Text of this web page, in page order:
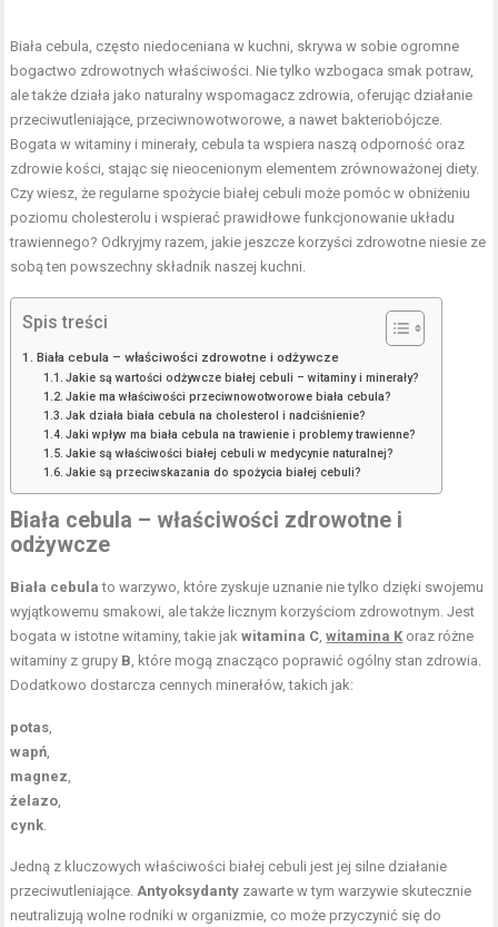
Biała cebula, często niedoceniana w kuchni, skrywa w sobie ogromne
bogactwo zdrowotnych właściwości. Nie tylko wzbogaca smak potraw,
ale także działa jako naturalny wspomagacz zdrowia, oferując działanie
przeciwutleniające, przeciwnowotworowe, a nawet bakteriobójcze.
Bogata w witaminy i minerały, cebula ta wspiera naszą odporność oraz
zdrowie kości, stając się nieocenionym elementem zrównoważonej diety.
Czy wiesz, że regularne spożycie białej cebuli może pomóc w obniżeniu
poziomu cholesterolu i wspierać prawidłowe funkcjonowanie układu
trawiennego? Odkryjmy razem, jakie jeszcze korzyści zdrowotne niesie ze
sobą ten powszechny składnik naszej kuchni.
Spis treści
Biała cebula – właściwości zdrowotne i odżywcze
Jakie są wartości odżywcze białej cebuli – witaminy i minerały?
Jakie ma właściwości przeciwnowotworowe biała cebula?
Jak działa biała cebula na cholesterol i nadciśnienie?
Jaki wpływ ma biała cebula na trawienie i problemy trawienne?
Jakie są właściwości białej cebuli w medycynie naturalnej?
Jakie są przeciwskazania do spożycia białej cebuli?
Biała cebula – właściwości zdrowotne i
odżywcze
Biała cebula to warzywo, które zyskuje uznanie nie tylko dzięki swojemu
wyjątkowemu smakowi, ale także licznym korzyściom zdrowotnym. Jest
bogata w istotne witaminy, takie jakwitamina C,witamina K oraz różne
witaminy z grupy B, które mogą znacząco poprawić ogólny stan zdrowia.
Dodatkowo dostarcza cennych minerałów, takich jak:
potas,
wapń,
magnez,
żelazo,
cynk.
Jedną z kluczowych właściwości białej cebuli jest jej silne działanie
przeciwutleniające.Antyoksydanty zawarte w tym warzywie skutecznie
neutralizują wolne rodniki w organizmie, co może przyczynić się do